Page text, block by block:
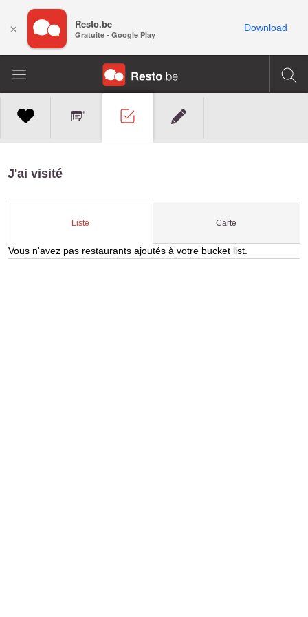
J'ai visité
Liste Carte
Vous n'avez pas restaurants ajoutés à votre bucket list.
× Resto.be
Gratuite - Google Play
Download